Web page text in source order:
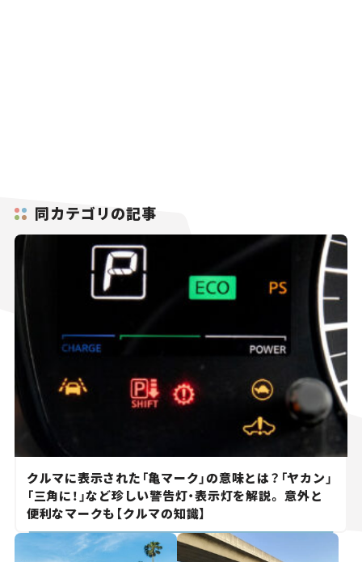
同カテゴリの記事
クルマに表示された「亀マーク」の意味とは？「ヤカン」
「三角に！」など珍しい警告灯・表示灯を解説。 意外と
便利なマークも【クルマの知識】